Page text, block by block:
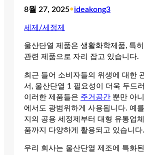
8월 27, 2025•ideakong3
세제/세정제
울산단열 제품은 생활화학제품, 특
관련 제품으로 자리 잡고 있습니다.
최근 들어 소비자들의 위생에 대한
서, 울산단열 1 필요성이 더욱 두드
이러한 제품들은 주거공간 뿐만 아
에서도 광범위하게 사용됩니다. 예
지의 공용 세정제부터 대형 유통업
품까지 다양하게 활용되고 있습니다.
우리 회사는 울산단열 제조에 특화